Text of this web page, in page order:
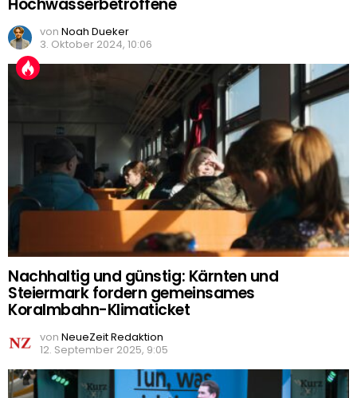
Hochwasserbetroffene
von Noah Dueker
3. Oktober 2024, 10:06
Nachhaltig und günstig: Kärnten und
Steiermark fordern gemeinsames
Koralmbahn-Klimaticket
von NeueZeit Redaktion
12. September 2025, 9:05